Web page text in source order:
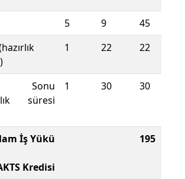
5 9
45
1 22 22
Sonu
süresi
1 30 30
İş Yükü
Kredisi
195